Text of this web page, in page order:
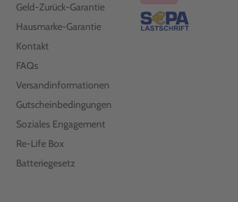
Geld-Zurück-Garantie
Hausmarke-Garantie
Kontakt
FAQs
Versandinformationen
Gutscheinbedingungen
Soziales Engagement
Re-Life Box
Batteriegesetz